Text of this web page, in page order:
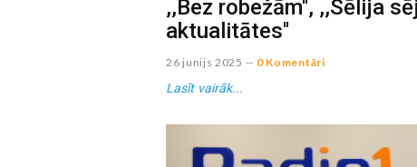
,,Bez robežām'', ,,Sēlija
aktualitātes''
26 junijs 2025 -- 0 Komentāri
Lasīt vairāk...